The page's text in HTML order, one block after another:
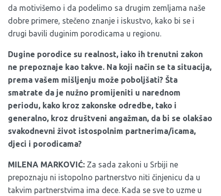
da motivišemo i da podelimo sa drugim zemljama naše
dobre primere, stečeno znanje i iskustvo, kako bi se i
drugi bavili duginim porodicama u regionu.
Dugine porodice su realnost, iako ih trenutni zakon
ne prepoznaje kao takve. Na koji način se ta situacija,
prema vašem mišljenju može poboljšati? Šta
smatrate da je nužno promijeniti u narednom
periodu, kako kroz zakonske odredbe, tako i
generalno, kroz društveni angažman, da bi se olakšao
svakodnevni život istospolnim partnerima/icama,
djeci i porodicama?
MILENA MARKOVIĆ: Za sada zakoni u Srbiji ne
prepoznaju ni istopolno partnerstvo niti činjenicu da u
takvim partnerstvima ima dece. Kada se sve to uzme u